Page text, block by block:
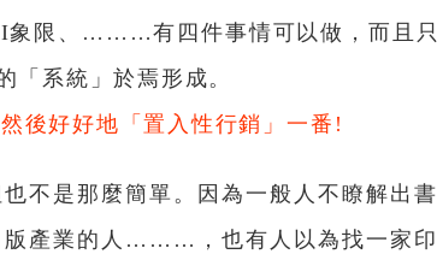
象限、………有四件事情可以做，而且只
「系統」於焉形成。
後好好地「置入性行銷」一番!
不是那麼簡單。因為一般人不瞭解出
版產業的人………，也有人以為找一家